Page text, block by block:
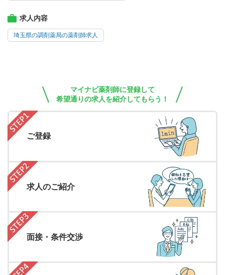
求人内容
埼玉県の調剤薬局の薬剤師求人
マイナビ薬剤師に登録して
希望通りの求人を紹介してもらう！
ご登録
求人のご紹介
面接・条件交渉